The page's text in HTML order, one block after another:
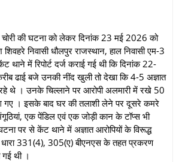
घटना को लेकर दिनांक 23 मई 2026 को
शिवहरे निवासी धौलपुर राजस्थान, हाल निवासी एम-3
थाने में रिपोर्ट दर्ज कराई गई थी कि दिनांक 22-
ढाई बजे उनकी नींद खुली तो देखा कि 4-5 अज्ञात
थे । उनके चिल्लाने पर आरोपी अलमारी में रखे 50
गए । इसके बाद घर की तलाशी लेने पर दूसरे कमरे
एक पेंडिल एवं एक जोड़ी कान के टॉप्स भी
पर से केंट थाने में अज्ञात आरोपियों के विरूद्ध
331(4), 305(ए) बीएनएस के तहत प्रकरण
गई थी ।